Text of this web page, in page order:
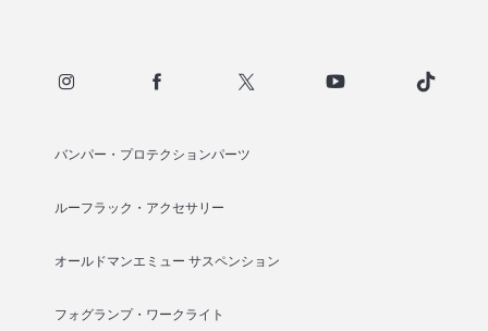
バンパー・プロテクションパーツ
ルーフラック・アクセサリー
オールドマンエミュー サスペンション
フォグランプ・ワークライト